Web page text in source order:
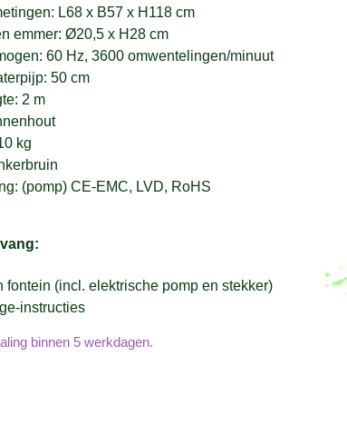
L68 x B57 x H118 cm
emmer: Ø20,5 x H28 cm
60 Hz, 3600 omwentelingen/minuut
50 cm
2 m
kg
(pomp) CE-EMC, LVD, RoHS
fontein (incl. elektrische pomp en stekker)
instructies
binnen 5 werkdagen.